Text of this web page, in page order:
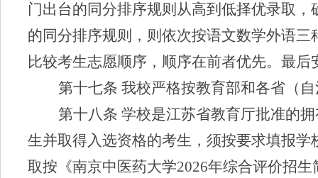
门出台的同分排序规则从高到低择优录取
的同分排序规则，则依次按语文数学外语
比较考生志愿顺序，顺序在前者优先。最后
第十七条我校严格按教育部和各省（
第十八条学校是江苏省教育厅批准的
生并取得入选资格的考生，须按要求填报
取按《南京中医药大学2026年综合评价招生